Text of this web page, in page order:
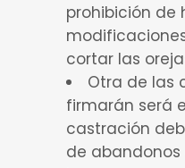
prohibición de
cortar las
Otra de las
firmarán será
castración
de